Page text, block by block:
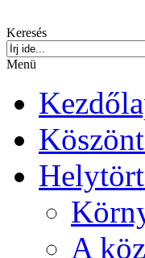
Keresés
Menü
A